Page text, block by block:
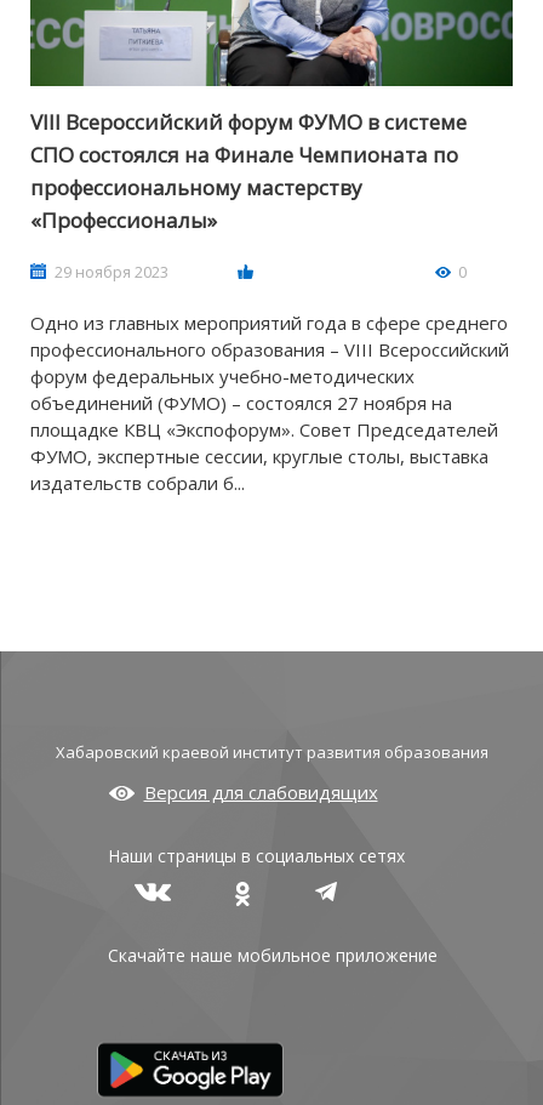
VIII Всероссийский форум ФУМО в системе
СПО состоялся на Финале Чемпионата по
профессиональному мастерству
«Профессионалы»
29 ноября 2023 0
Одно из главных мероприятий года в сфере среднего
профессионального образования – VIII Всероссийский
форум федеральных учебно-методических
объединений (ФУМО) – состоялся 27 ноября на
площадке КВЦ «Экспофорум». Совет Председателей
ФУМО, экспертные сессии, круглые столы, выставка
издательств собрали б...
Хабаровский краевой институт развития образования
Версия для слабовидящих
Наши страницы в социальных сетях
Скачайте наше мобильное приложение